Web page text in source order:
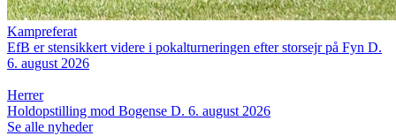
Kampreferat
EfB er stensikkert videre i pokalturneringen efter storsejr på Fyn D.
6. august 2026
Herrer
Holdopstilling mod Bogense D. 6. august 2026
Se alle nyheder